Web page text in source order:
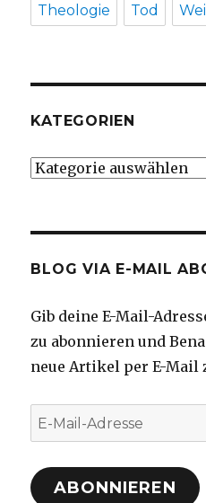
Theologie Tod
KATEGORIEN
Kategorien
BLOG VIA E-MAIL
Gib deine E-Mail-
zu abonnieren und
neue Artikel per E-Mail
E-
Mail-
Adresse
ABONNIEREN